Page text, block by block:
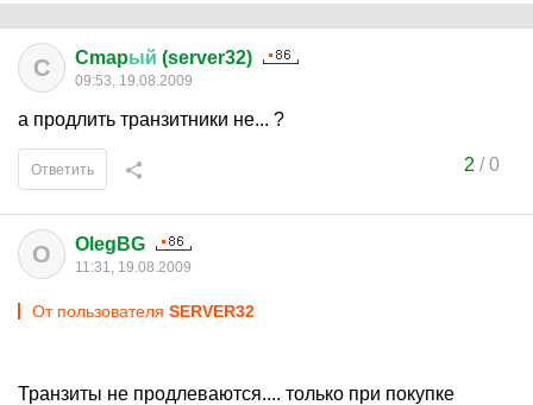
C Cmapый (server32)
09:53, 19.08.2009
а продлить транзитники не... ?
2 /0
Ответить
O OlegBG
11:31, 19.08.2009
От пользователя SERVER32
Транзиты не продлеваются.... только при покупке